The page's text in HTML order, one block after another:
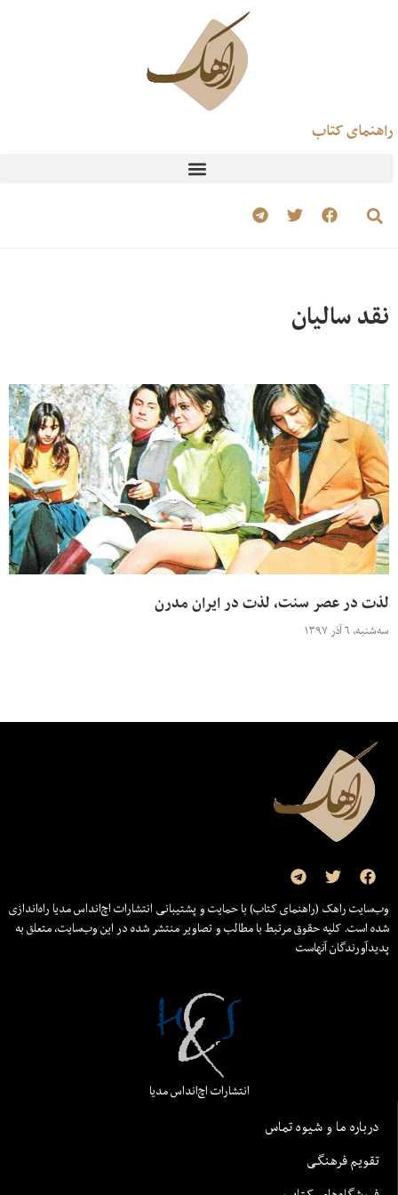
راهنمای کتاب
نقد سالیان
لذت در عصر سنت، لذت در ایران مدرن
سه‌شنبه، ۶ آذر ۱۳۹۷
وب‌سایت راهک (راهنمای کتاب) با حمایت و پشتیبانی انتشارات اچ‌اند‌اس مدیا راه‌اندازی
شده است. کلیه حقوق مرتبط با مطالب و تصاویر منتشر شده در این وب‌سایت، متعلق به
پدیدآورندگان آنهاست
انتشارات اچ‌اند‌اس مدیا
درباره ما و شیوه تماس
تقویم فرهنگی